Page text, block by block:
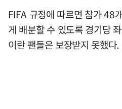
FIFA 규정에 따르면 참가 48
게 배분할 수 있도록 경기당
이란 팬들은 보장받지 못했다.